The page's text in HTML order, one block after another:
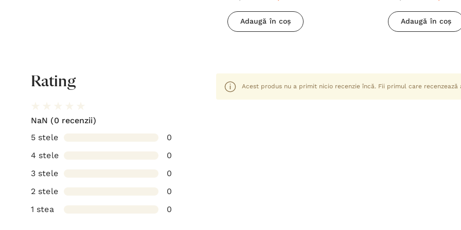
Adaugă în coș Adaugă în coș
Rating
NaN (0 recenzii)
5 stele
0
4 stele
0
3 stele
0
2 stele
0
1 stea
0
Acest produs nu a primit nicio recenzie încă. Fii primul care recenzează